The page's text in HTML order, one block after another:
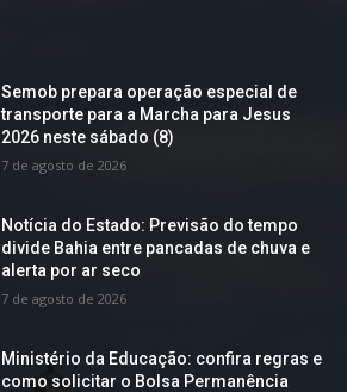
Semob prepara operação especial de
transporte para a Marcha para Jesus
2026 neste sábado (8)
7 de agosto de 2026
Notícia do Estado: Previsão do tempo
divide Bahia entre pancadas de chuva e
alerta por ar seco
7 de agosto de 2026
Ministério da Educação: confira regras e
como solicitar o Bolsa Permanência